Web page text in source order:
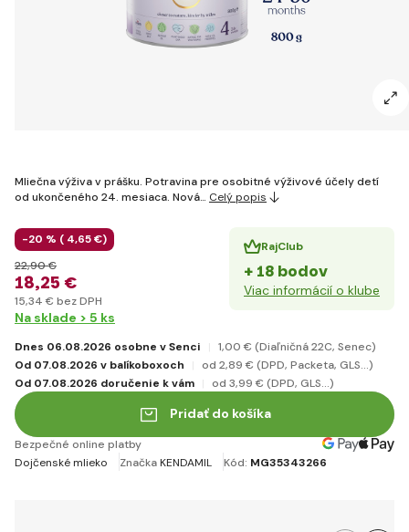
Mliečna výživa v prášku. Potravina pre osobitné výživové účely detí
od ukončeného 24. mesiaca. Nová… Celý popis
-20 % ( 4,65 €)
18,25 €
22,90 €
15,34 € bez DPH
RajClub
+ 18 bodov
Viac informácií o klube
Na sklade > 5 ks
Dnes 06.08.2026 osobne v Senci 1,00 € (Diaľničná 22C, Senec)
Od 07.08.2026 v balíkoboxoch
od 2,89 € (DPD, Packeta, GLS...)
Od 07.08.2026 doručenie k vám
od 3,99 € (DPD, GLS...)
Pridať do košíka
Bezpečné online platby
Dojčenské mlieko
ZnačkaKENDAMIL Kód: MG35343266